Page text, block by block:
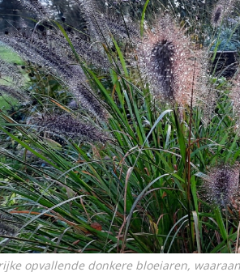
opvallende donkere bloeiaren,